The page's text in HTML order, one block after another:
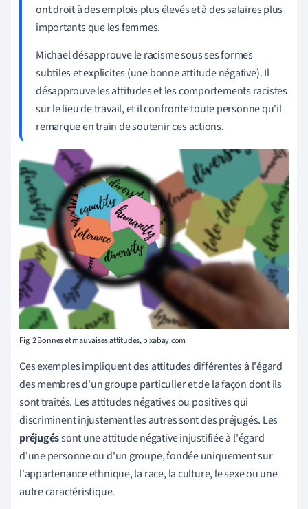
ont droit à des emplois plus élevés et à des salaires plus
importants que les femmes.
Michael désapprouve le racisme sous ses formes
subtiles et explicites (une bonne attitude négative). Il
désapprouve les attitudes et les comportements racistes
sur le lieu de travail, et il confronte toute personne qu'il
remarque en train de soutenir ces actions.
Fig. 2 Bonnes et mauvaises attitudes, pixabay.com
Ces exemples impliquent des attitudes différentes à l'égard
des membres d'un groupe particulier et de la façon dont ils
sont traités. Les attitudes négatives ou positives qui
discriminent injustement les autres sont des préjugés. Les
préjugéssont une attitude négative injustifiée à l'égard
d'une personne ou d'un groupe, fondée uniquement sur
l'appartenance ethnique, la race, la culture, le sexe ou une
autre caractéristique.